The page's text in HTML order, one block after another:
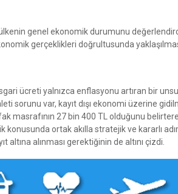
genel ekonomik durumunu
gerçeklikleri doğrultusunda
ücreti yalnızca enflasyonu artıran bir
sorunu var, kayıt dışı ekonomi üzerine
masrafının 27 bin 400 TL olduğunu
ortak akılla stratejik ve kararlı
alınması gerektiğinin de altını çizdi.